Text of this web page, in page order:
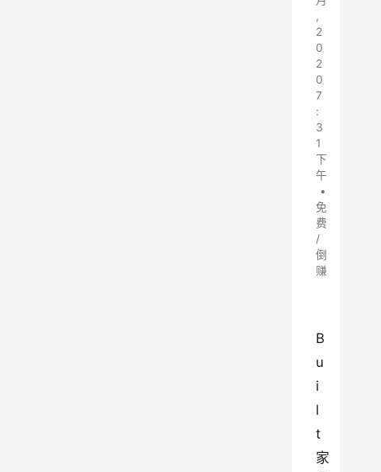
,
2
0
2
0
7
:
3
1
下
午
•
免
费
/
倒
赚
B
u
i
l
t
家